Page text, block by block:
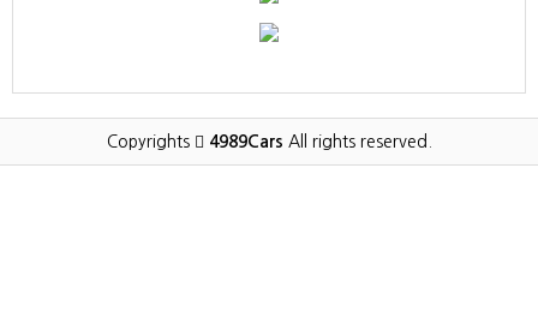
Copyrights 4989Cars All rights reserved.